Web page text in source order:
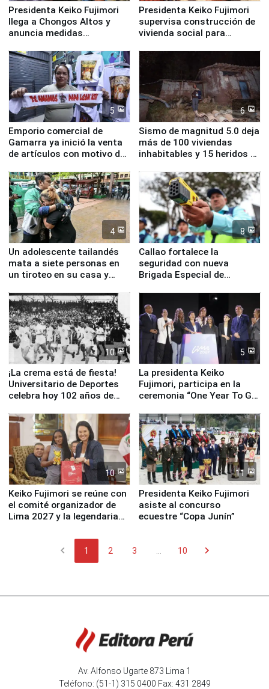
Presidenta Keiko Fujimori
llega a Chongos Altos y
anuncia medidas
educación, salud y empleo
Presidenta Keiko Fujimori
supervisa construcción de
vivienda social para
5
Emporio comercial de
Gamarra ya inició la venta
de artículos con motivo de
6
Sismo de magnitud 5.0 deja
más de 100 viviendas
inhabitables y 15 heridos en
4
Un adolescente tailandés
mata a siete personas en
un tiroteo en su casa y
8
Callao fortalece la
seguridad con nueva
Brigada Especial de
equipamiento para
Serenazgo
10
¡La crema está de fiesta!
Universitario de Deportes
celebra hoy 102 años de
5
La presidenta Keiko
Fujimori, participa en la
ceremonia “One Year To Go
10
Keiko Fujimori se reúne con
el comité organizador de
Lima 2027 y la legendaria
11
Presidenta Keiko Fujimori
asiste al concurso
ecuestre “Copa Junín”
chevron_left 1 2 3 10 chevron_right
Av. Alfonso Ugarte 873 Lima 1
Teléfono: (51-1) 315 0400 Fax: 431 2849